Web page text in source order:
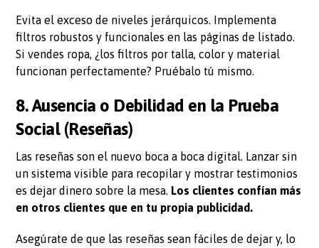
Evita el exceso de niveles jerárquicos. Implementa
filtros robustos y funcionales en las páginas de listado.
Si vendes ropa, ¿los filtros por talla, color y material
funcionan perfectamente? Pruébalo tú mismo.
8. Ausencia o Debilidad en la Prueba
Social (Reseñas)
Las reseñas son el nuevo boca a boca digital. Lanzar sin
un sistema visible para recopilar y mostrar testimonios
es dejar dinero sobre la mesa. Los clientes confían más
en otros clientes que en tu propia publicidad.
Asegúrate de que las reseñas sean fáciles de dejar y, lo